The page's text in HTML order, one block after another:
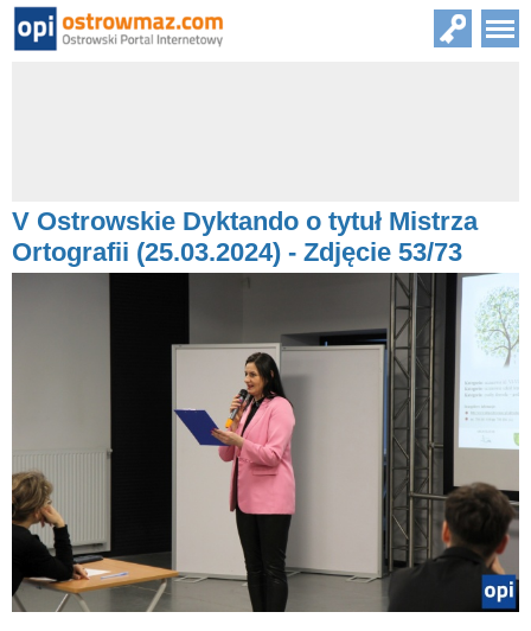
V Ostrowskie Dyktando o tytuł Mistrza
Ortografii (25.03.2024) - Zdjęcie 53/73